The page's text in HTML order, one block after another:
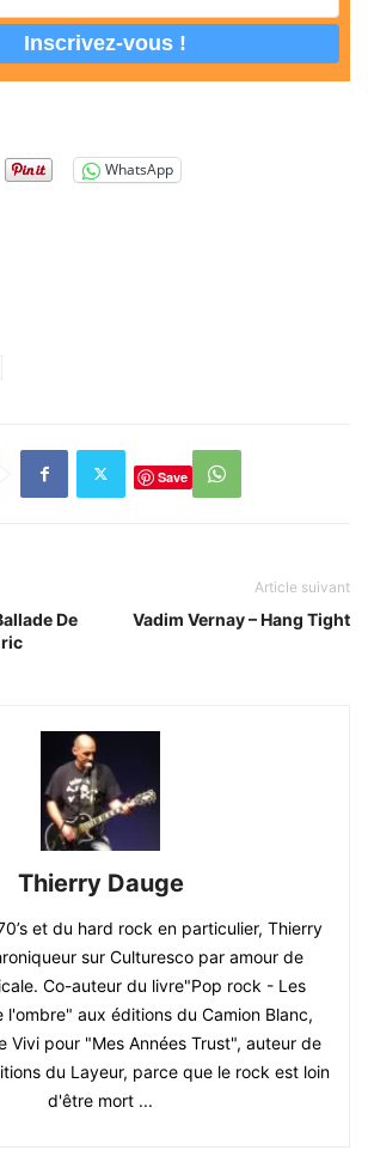
WhatsApp
Save
De
Article suivant
Vadim Vernay – Hang Tight
Thierry Dauge
et du hard rock en particulier, Thierry
sur Culturesco par amour de
Co-auteur du livre"Pop rock - Les
l'ombre" aux éditions du Camion Blanc,
Vivi pour "Mes Années Trust", auteur de
du Layeur, parce que le rock est loin
d'être mort ...